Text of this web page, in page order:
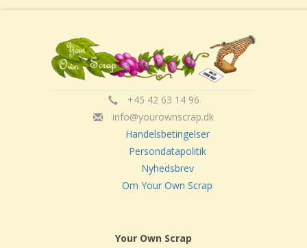
+45 42 63 14 96
info@yourownscrap.dk
Handelsbetingelser
Persondatapolitik
Nyhedsbrev
Om Your Own Scrap
Your Own Scrap